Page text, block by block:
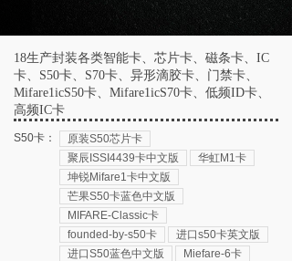
18生产封装各类智能卡、芯片卡、磁条卡、IC
卡、S50卡、S70卡、异形滴胶卡、门禁卡、
Mifare1icS50卡、Mifare1icS70卡、低频ID卡、
高频IC卡
S50卡：
原装S50芯片卡
聚辰ISSI4439卡中文版
华虹M1卡
坤锐Mifare1卡中文版
芒果S50卡蓝色中文版
MIFARE-Classic卡
founded-by-s50卡
进口s50卡英文版
进口S50蓝色中文版
Miefare-6卡